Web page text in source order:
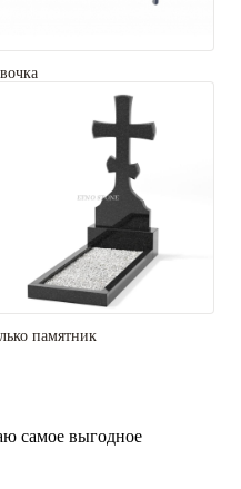
памятник
самое выгодное